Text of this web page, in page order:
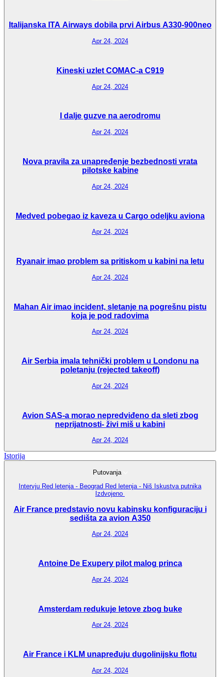
Italijanska ITA Airways dobila prvi Airbus A330-900neo
Apr 24, 2024
Kineski uzlet COMAC-a C919
Apr 24, 2024
I dalje guzve na aerodromu
Apr 24, 2024
Nova pravila za unapređenje bezbednosti vrata
pilotske kabine
Apr 24, 2024
Medved pobegao iz kaveza u Cargo odeljku aviona
Apr 24, 2024
Ryanair imao problem sa pritiskom u kabini na letu
Apr 24, 2024
Mahan Air imao incident, sletanje na pogrešnu pistu
koja je pod radovima
Apr 24, 2024
Air Serbia imala tehnički problem u Londonu na
poletanju (rejected takeoff)
Apr 24, 2024
Avion SAS-a morao nepredviđeno da sleti zbog
neprijatnosti- živi miš u kabini
Apr 24, 2024
Istorija
Putovanja
Intervju Red letenja - Beograd Red letenja - Niš Iskustva putnika
Izdvojeno
Air France predstavio novu kabinsku konfiguraciju i
sedišta za avion A350
Apr 24, 2024
Antoine De Exupery pilot malog princa
Apr 24, 2024
Amsterdam redukuje letove zbog buke
Apr 24, 2024
Air France i KLM unapređuju dugolinijsku flotu
Apr 24, 2024